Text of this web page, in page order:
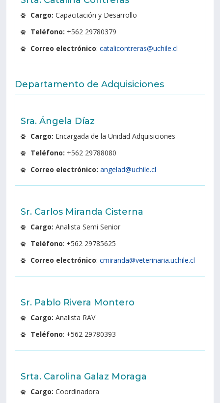
Cargo: Capacitación y Desarrollo
Teléfono: +562 29780379
Correo electrónico: catalicontreras@uchile.cl
Departamento de Adquisiciones
Sra. Ángela Díaz
Cargo: Encargada de la Unidad Adquisiciones
Teléfono: +562 29788080
Correo electrónico: angelad@uchile.cl
Sr. Carlos Miranda Cisterna
Cargo: Analista Semi Senior
Teléfono: +562 29785625
Correo electrónico: cmiranda@veterinaria.uchile.cl
Sr. Pablo Rivera Montero
Cargo: Analista RAV
Teléfono: +562 29780393
Srta. Carolina Galaz Moraga
Cargo: Coordinadora